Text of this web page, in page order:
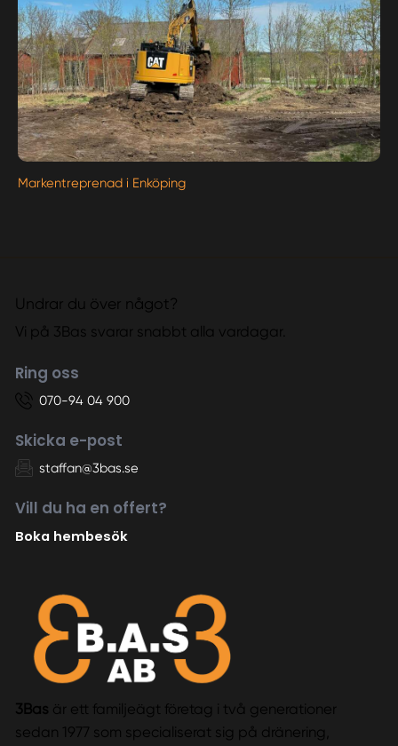
Markentreprenad i Enköping
Undrar du över något?
Vi på 3Bas svarar snabbt alla vardagar.
Ring oss
070-94 04 900
Skicka e-post
staffan@3bas.se
Vill du ha en offert?
Boka hembesök
3Bas är ett familjeägt företag i två generationer
sedan 1977 som specialiserat sig på dränering,